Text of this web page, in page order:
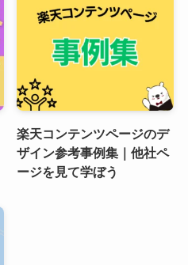
楽天コンテンツページのデ
ザイン参考事例集｜他社ペ
ージを見て学ぼう